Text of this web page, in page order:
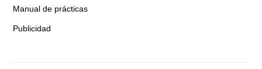
Manual de prácticas
Publicidad